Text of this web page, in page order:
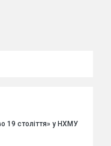
19 століття» у НХМУ